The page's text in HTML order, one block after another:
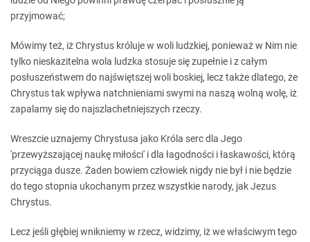
przyjmować;
Mówimy też, iż Chrystus króluje w woli ludzkiej, ponieważ w Nim nie
tylko nieskazitelna wola ludzka stosuje się zupełnie i z całym
posłuszeństwem do najświętszej woli boskiej, lecz także dlatego, że
Chrystus tak wpływa natchnieniami swymi na naszą wolną wolę, iż
zapalamy się do najszlachetniejszych rzeczy.
Wreszcie uznajemy Chrystusa jako Króla serc dla Jego
'przewyższającej naukę miłości' i dla łagodności i łaskawości, którą
przyciąga dusze. Żaden bowiem człowiek nigdy nie był i nie będzie
do tego stopnia ukochanym przez wszystkie narody, jak Jezus
Chrystus.
Lecz jeśli głębiej wnikniemy w rzecz, widzimy, iż we właściwym tego